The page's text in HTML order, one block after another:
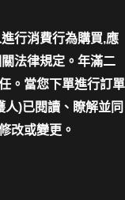
行消費行為購買,應
法律規定。年滿二
。當您下單進行訂單
)已閱讀、瞭解並同
改或變更。